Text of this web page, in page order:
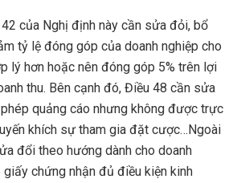
của Nghị định này cần sửa đỏi, bổ
tỷ lệ đóng góp của doanh nghiệp cho
lý hơn hoặc nên đóng góp 5% trên lợi
thu. Bên cạnh đó, Điều 48 cần sửa
quảng cáo nhưng không được trực
khích sự tham gia đặt cược…Ngoài
đổi theo hướng dành cho doanh
chứng nhận đủ điều kiện kinh